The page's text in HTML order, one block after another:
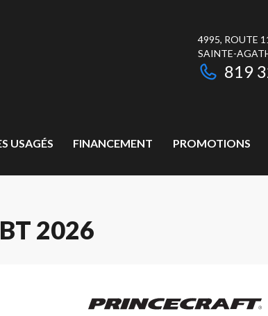
4995, ROUTE
SAINTE-
819
USAGÉS FINANCEMENT PROMOTIONS
2026